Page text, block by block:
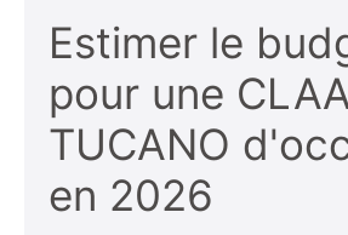
Estimer le
pour une
TUCANO
en 2026